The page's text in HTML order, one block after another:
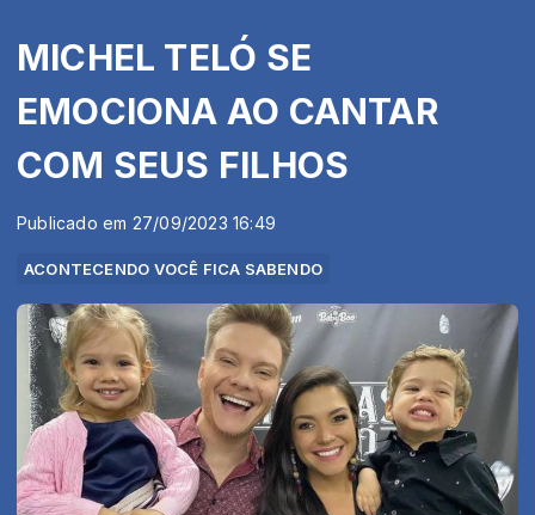
MICHEL TELÓ SE
EMOCIONA AO CANTAR
COM SEUS FILHOS
Publicado em 27/09/2023 16:49
ACONTECENDO VOCÊ FICA SABENDO